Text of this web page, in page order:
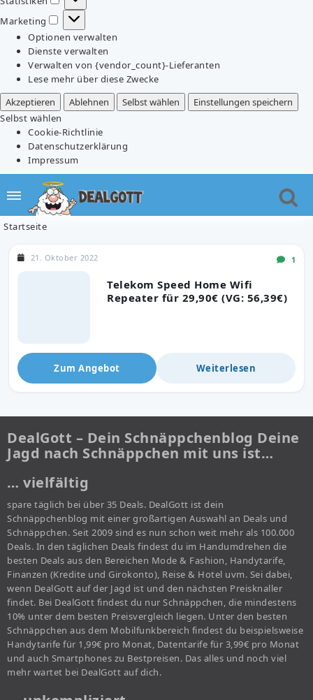
Statistiken
Marketing
Marketing
Optionen verwalten
Dienste verwalten
Verwalten von {vendor_count}-Lieferanten
Lese mehr über diese Zwecke
Akzeptieren
Ablehnen Selbst wählen
Einstellungen speichern
Selbst wählen
Cookie-Richtlinie
Datenschutzerklärung
Impressum
Startseite
Telekom Speed Home Wifi
Repeater für 29,90€ (VG: 56,39€)
21. Oktober 2022 1
Zum Angebot Weiterlesen
DealGott – Dein Schnäppchenblog Deine
Jagd nach Schnäppchen mit uns ist…
… vielfältig
spare täglich bei über 35 Deals. DealGott ist dein
Schnäppchenblog mit einer großartigen Auswahl an Deals und
Schnäppchen. Seit 2009 sind es nun schon weit mehr als 100.000
Deals. In den täglichen Deals findest du im Handumdrehen die
besten Deals aus den Bereichen Mode & Fashion, Handytarife,
Finanzen (Kredite und Girokonto), Reise & Hotel uvm. Sei dabei,
wenn DealGott auf der Jagd ist und den nächsten Preisknaller
findet. Bei DealGott findest du nur Schnäppchen, die mindestens
10% unter dem besten Preisvergleich liegen. Unter den besten
Schnäppchen aus dem Mobilfunkbereich findest du beispielsweise
Handytarife für 1,99€ pro Monat, Datentarife für 3,99€ pro Monat
und auch Smartphones zu Bestpreisen. Das alles und noch viel
mehr wartet bei DealGott auf dich.